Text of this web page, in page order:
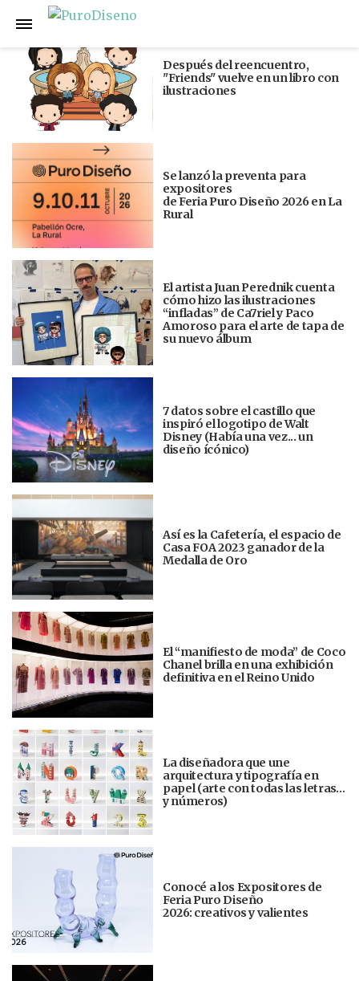
Anterior
Después del reencuentro,
"Friends" vuelve en un libro con
ilustraciones
Se lanzó la preventa para
expositores
de Feria Puro Diseño 2026 en La
Rural
El artista Juan Perednik cuenta
cómo hizo las ilustraciones
“infladas” de Ca7riel y Paco
Amoroso para el arte de tapa de
su nuevo álbum
7 datos sobre el castillo que
inspiró el logotipo de Walt
Disney (Había una vez... un
diseño ícónico)
Así es la Cafetería, el espacio de
Casa FOA 2023 ganador de la
Medalla de Oro
El “manifiesto de moda” de Coco
Chanel brilla en una exhibición
definitiva en el Reino Unido
La diseñadora que une
arquitectura y tipografía en
papel (arte con todas las letras…
y números)
Conocé a los Expositores de
Feria Puro Diseño
2026: creativos y valientes
Siguiente